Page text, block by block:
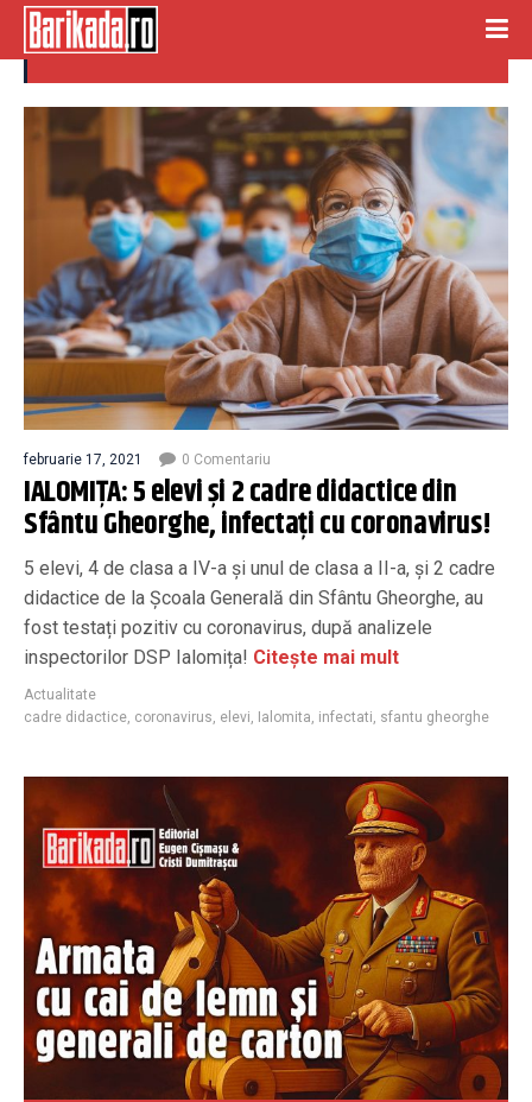
cadre didactice
februarie 17, 2021 0 Comentariu
IALOMIȚA: 5 elevi și 2 cadre didactice din
Sfântu Gheorghe, infectați cu coronavirus!
5 elevi, 4 de clasa a IV-a și unul de clasa a II-a, și 2 cadre
didactice de la Școala Generală din Sfântu Gheorghe, au
fost testați pozitiv cu coronavirus, după analizele
inspectorilor DSP Ialomița! Citește mai mult
Actualitate
cadre didactice, coronavirus, elevi, Ialomita, infectati, sfantu gheorghe